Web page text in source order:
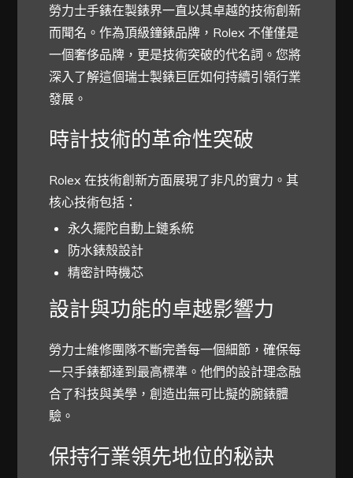
勞力士手錶在製錶界一直以其卓越的技術創新
而聞名。作為頂級鐘錶品牌，Rolex 不僅僅是
一個奢侈品牌，更是技術突破的代名詞。您將
深入了解這個瑞士製錶巨匠如何持續引領行業
發展。
時計技術的革命性突破
Rolex 在技術創新方面展現了非凡的實力。其
核心技術包括：
永久擺陀自動上鏈系統
防水錶殼設計
精密計時機芯
設計與功能的卓越影響力
勞力士維修團隊不斷完善每一個細節，確保每
一只手錶都達到最高標準。他們的設計理念融
合了科技與美學，創造出無可比擬的腕錶體
驗。
保持行業領先地位的秘訣